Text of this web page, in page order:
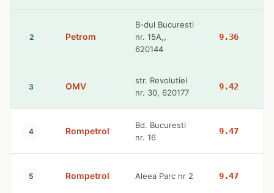
2 Petrom
B-dul Bucuresti
nr. 15A,,
620144
9.36
3 OMV
str. Revolutiei
nr. 30, 620177
9.42
4 Rompetrol
Bd. Bucuresti
nr. 16
9.47
5 Rompetrol Aleea Parc nr 2 9.47